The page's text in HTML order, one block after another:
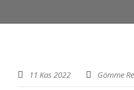
11 Kas 2022 Gömme